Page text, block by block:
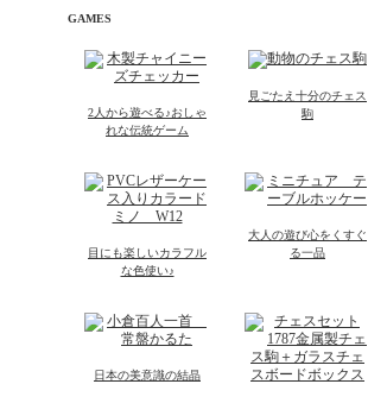
GAMES
2人から遊べる♪おしゃ
れな伝統ゲーム
見ごたえ十分のチェス
駒
目にも楽しいカラフル
な色使い♪
大人の遊び心をくすぐ
る一品
日本の美意識の結晶